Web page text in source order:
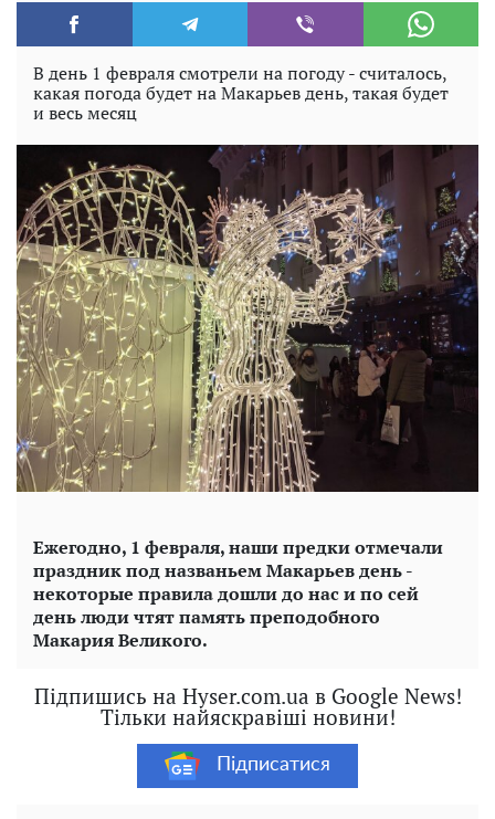
В день 1 февраля смотрели на погоду - считалось,
какая погода будет на Макарьев день, такая будет
и весь месяц
Ежегодно, 1 февраля, наши предки отмечали
праздник под названьем Макарьев день -
некоторые правила дошли до нас и по сей
день люди чтят память преподобного
Макария Великого.
Підпишись на Hyser.com.ua в Google News!
Тільки найяскравіші новини!
Підписатися